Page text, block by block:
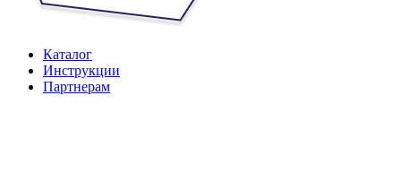
Каталог
Инструкции
Партнерам